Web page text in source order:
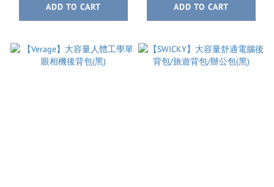
ADD TO CART
ADD TO CART